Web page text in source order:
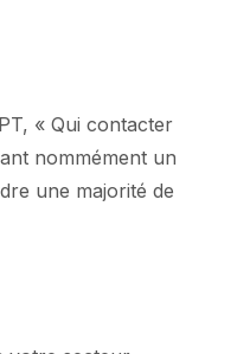
« Qui contacter
nommément un
une majorité de